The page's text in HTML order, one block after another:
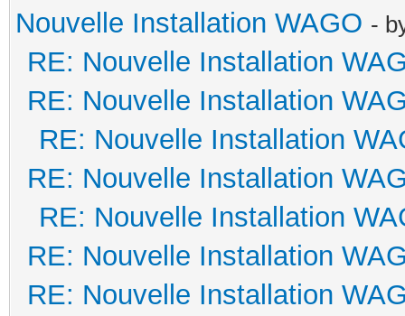
Nouvelle Installation WAGO -
RE: Nouvelle Installation
RE: Nouvelle Installation
RE: Nouvelle Installation
RE: Nouvelle Installation
RE: Nouvelle Installation
RE: Nouvelle Installation
RE: Nouvelle Installation